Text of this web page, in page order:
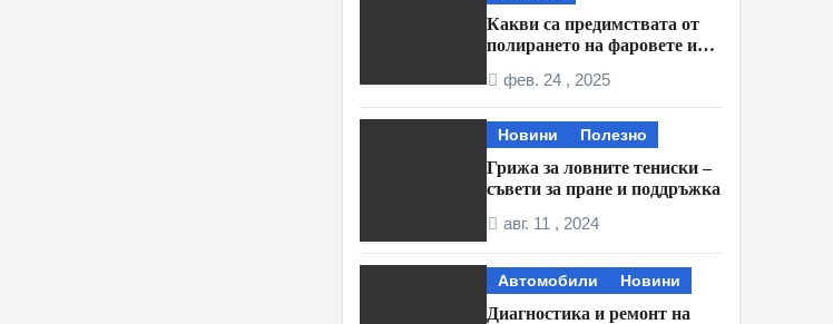
Какви са предимствата от
полирането на фаровете и
фолио?
фев. 24 , 2025
Новини Полезно
Грижа за ловните тениски –
съвети за пране и поддръжка
авг. 11 , 2024
Автомобили Новини
Диагностика и ремонт на